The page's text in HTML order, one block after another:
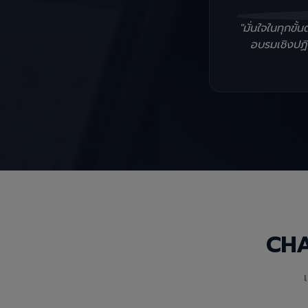
"มั่นใจในทุกขั้
อบรมเชิงป